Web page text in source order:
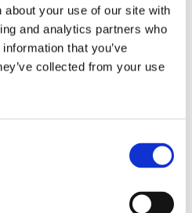
about your use of our site with
and analytics partners who
that you’ve
collected from your use
sem anda gæðum. Við látum
áfram af ánægju viðskiptavina